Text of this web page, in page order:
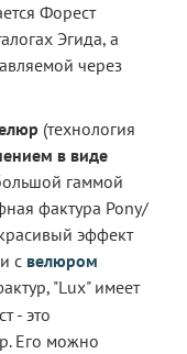
Форест
Эгида, а
через
(технология
в виде
гаммой
фактура Pony/
эффект
с велюром
"Lux" имеет
- это
Его можно